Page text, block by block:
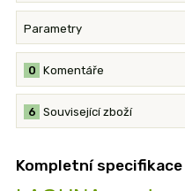
Parametry
Komentáře
0
Související zboží
6
Kompletní specifikace